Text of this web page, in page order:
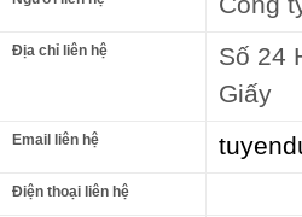
Địa chỉ liên hệ
Số 24
Giấy
Email liên hệ
Điện thoại liên hệ